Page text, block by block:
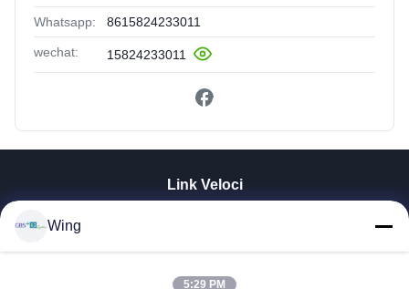
Whatsapp: 8615824233011
wechat: 15824233011
Link Veloci
Spettacolo VR
Wing
5:29 PM